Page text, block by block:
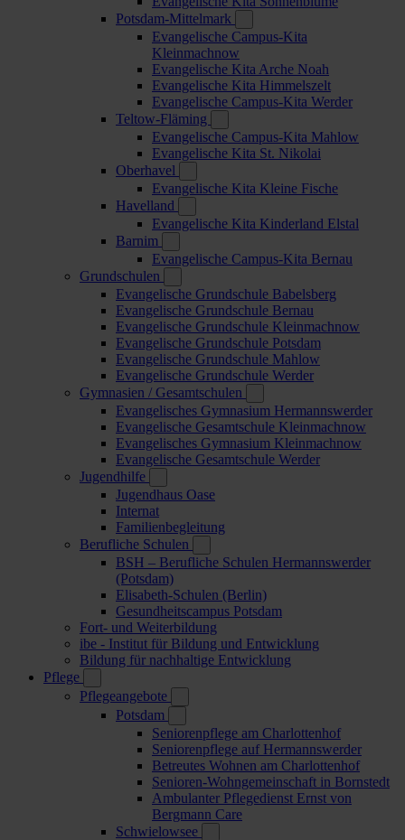
Potsdam-Mittelmark
Evangelische Campus-Kita
Kleinmachnow
Evangelische Kita Arche Noah
Evangelische Kita Himmelszelt
Evangelische Campus-Kita Werder
Teltow-Fläming
Evangelische Campus-Kita Mahlow
Evangelische Kita St. Nikolai
Oberhavel
Evangelische Kita Kleine Fische
Havelland
Evangelische Kita Kinderland Elstal
Barnim
Evangelische Campus-Kita Bernau
Grundschulen
Evangelische Grundschule Babelsberg
Evangelische Grundschule Bernau
Evangelische Grundschule Kleinmachnow
Evangelische Grundschule Potsdam
Evangelische Grundschule Mahlow
Evangelische Grundschule Werder
Gymnasien / Gesamtschulen
Evangelisches Gymnasium Hermannswerder
Evangelische Gesamtschule Kleinmachnow
Evangelisches Gymnasium Kleinmachnow
Evangelische Gesamtschule Werder
Jugendhilfe
Jugendhaus Oase
Internat
Familienbegleitung
Berufliche Schulen
BSH – Berufliche Schulen Hermannswerder
(Potsdam)
Elisabeth-Schulen (Berlin)
Gesundheitscampus Potsdam
Fort- und Weiterbildung
ibe - Institut für Bildung und Entwicklung
Bildung für nachhaltige Entwicklung
Pflege
Pflegeangebote
Potsdam
Seniorenpflege am Charlottenhof
Seniorenpflege auf Hermannswerder
Betreutes Wohnen am Charlottenhof
Senioren-Wohngemeinschaft in Bornstedt
Ambulanter Pflegedienst Ernst von
Bergmann Care
Schwielowsee